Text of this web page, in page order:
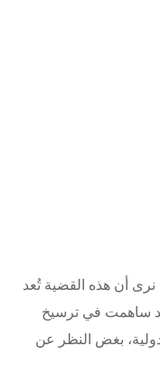
أن هذه القضية تُعد
ساهمت في ترسيخ
بغض النظر عن